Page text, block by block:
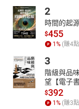
不喜歡給別人請。她
而復得，總會花在書
她活在現在，不活在
逆，又真誠體貼。她
大學三年級第一次遠
她走得更遠，遠到天
吹起了一股「三毛熱
她用她的眷戀和熱情
繁星，將溫暖永留後
2
時間的起
$455
1 % (賺4
3
階級與品
望【電子書
$392
1 % (賺3